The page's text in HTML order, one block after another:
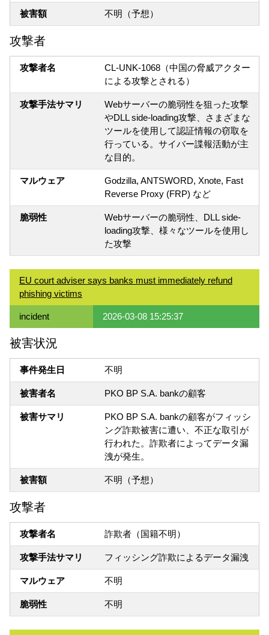
被害額 不明（予想）
攻撃者
攻撃者名
CL-UNK-1068（中国の脅威アクター
による攻撃とされる）
攻撃手法サマリ
Webサーバーの脆弱性を狙った攻撃
やDLL side-loading攻撃、さまざまな
ツールを使用して認証情報の窃取を
行っている。サイバー諜報活動が主
な目的。
マルウェア
Godzilla, ANTSWORD, Xnote, Fast
Reverse Proxy (FRP) など
脆弱性
Webサーバーの脆弱性、DLL side-
loading攻撃、様々なツールを使用し
た攻撃
EU court adviser says banks must immediately refund
phishing victims
incident 2026-03-08 15:25:37
被害状況
事件発生日 不明
被害者名 PKO BP S.A. bankの顧客
被害サマリ
PKO BP S.A. bankの顧客がフィッシ
ング詐欺被害に遭い、不正な取引が
行われた。詐欺者によってデータ漏
洩が発生。
被害額 不明（予想）
攻撃者
攻撃者名 詐欺者（国籍不明）
攻撃手法サマリ フィッシング詐欺によるデータ漏洩
マルウェア 不明
脆弱性 不明